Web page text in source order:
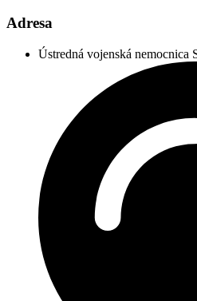
Adresa
Ústredná vojenská nemocnica